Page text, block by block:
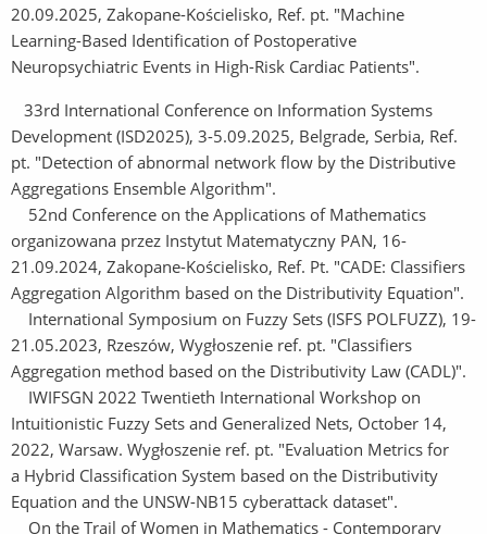
20.09.2025, Zakopane-Kościelisko, Ref. pt. "Machine
Learning-Based Identification of Postoperative
Neuropsychiatric Events in High-Risk Cardiac Patients".
33rd International Conference on Information Systems
Development (ISD2025), 3-5.09.2025, Belgrade, Serbia, Ref.
pt. "Detection of abnormal network flow by the Distributive
Aggregations Ensemble Algorithm".
52nd Conference on the Applications of Mathematics
organizowana przez Instytut Matematyczny PAN, 16-
21.09.2024, Zakopane-Kościelisko, Ref. Pt. "CADE: Classifiers
Aggregation Algorithm based on the Distributivity Equation".
International Symposium on Fuzzy Sets (ISFS POLFUZZ), 19-
21.05.2023, Rzeszów, Wygłoszenie ref. pt. "Classifiers
Aggregation method based on the Distributivity Law (CADL)".
IWIFSGN 2022 Twentieth International Workshop on
Intuitionistic Fuzzy Sets and Generalized Nets, October 14,
2022, Warsaw. Wygłoszenie ref. pt. "Evaluation Metrics for
a Hybrid Classification System based on the Distributivity
Equation and the UNSW-NB15 cyberattack dataset".
On the Trail of Women in Mathematics - Contemporary